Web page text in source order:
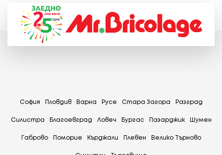
София Пловдив Варна Русе Стара Загора Разград
Силистра Благоевград Ловеч Бургас Пазарджик Шумен
Габрово Поморие Кърджали Плевен Велико Търново